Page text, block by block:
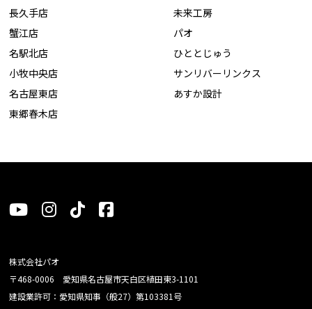
長久手店
蟹江店
名駅北店
小牧中央店
名古屋東店
東郷春木店
未来工房
パオ
ひととじゅう
サンリバーリンクス
あすか設計
株式会社パオ
〒468-0006 愛知県名古屋市天白区植田東3-1101
建設業許可：愛知県知事（般27）第103381号